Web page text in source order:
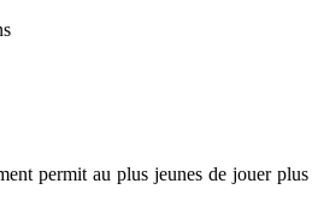
permit au plus jeunes de jouer plus